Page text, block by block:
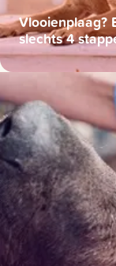
Vlooienplaag?
slechts 4